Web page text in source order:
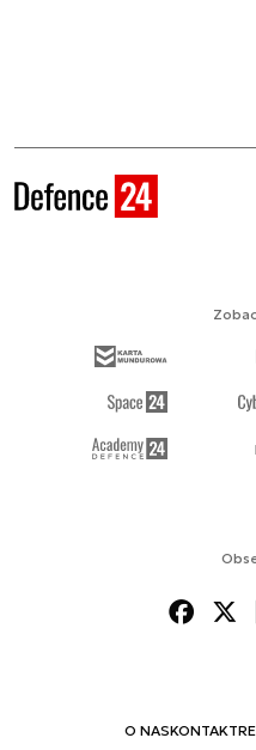
O NASKONTAKT